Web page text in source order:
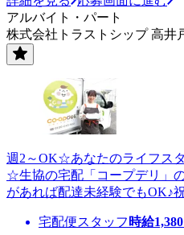
アルバイト・パート
株式会社トラストシップ 高井
週2～OK☆あなたのライフス
☆生協の宅配「コープデリ」
があれば配達未経験でもOK♪
宅配便スタッフ 時給1,380